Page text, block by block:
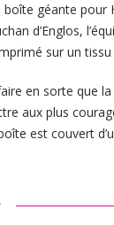
géante pour
d’Englos,
sur un tissu
en sorte que
aux plus
est couvert